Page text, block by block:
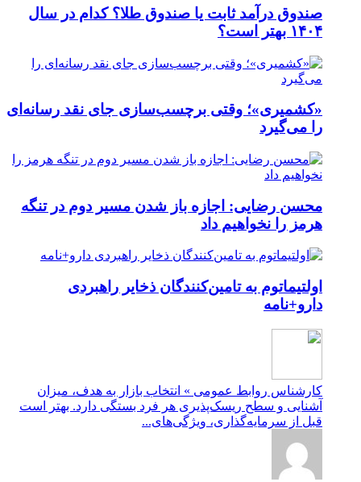
صندوق درآمد ثابت یا صندوق طلا؟ کدام در سال
۱۴۰۴ بهتر است؟
«کشمیری»؛ وقتی برچسب‌سازی جای نقد رسانه‌ای
را می‌گیرد
محسن رضایی: اجازه باز شدن مسیر دوم در تنگه
هرمز را نخواهیم داد
اولتیماتوم به تامین‌کنندگان ذخایر راهبردی
دارو+نامه
کارشناس روابط عمومی » انتخاب بازار به هدف، میزان
آشنایی و سطح ریسک‌پذیری هر فرد بستگی دارد. بهتر است
قبل از سرمایه‌گذاری، ویژگی‌های...